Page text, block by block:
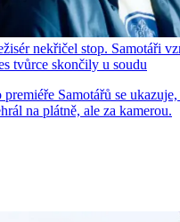
nekřičel stop. Samotáři
tvůrce skončily u soudu
Samotářů se
na plátně, ale za kamerou.